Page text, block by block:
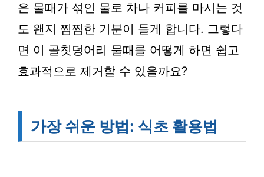
은 물때가 섞인 물로 차나 커피를 마시는 것
도 왠지 찜찜한 기분이 들게 합니다. 그렇다
면 이 골칫덩어리 물때를 어떻게 하면 쉽고
효과적으로 제거할 수 있을까요?
가장 쉬운 방법: 식초 활용법